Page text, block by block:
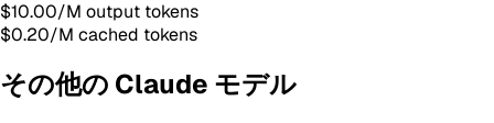
$10.00/M output tokens
$0.20/M cached tokens
その他の Claude モデル